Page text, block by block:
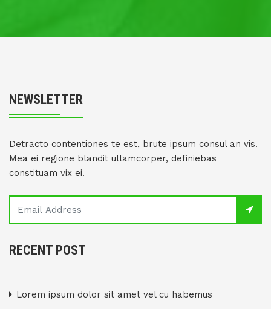
NEWSLETTER
Detracto contentiones te est, brute ipsum consul an vis.
Mea ei regione blandit ullamcorper, definiebas
constituam vix ei.
RECENT POST
Lorem ipsum dolor sit amet vel cu habemus